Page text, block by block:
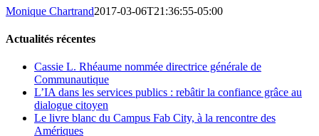
Monique Chartrand2017-03-06T21:36:55-05:00
Actualités récentes
Cassie L. Rhéaume nommée directrice générale de
Communautique
L’IA dans les services publics : rebâtir la confiance grâce au
dialogue citoyen
Le livre blanc du Campus Fab City, à la rencontre des
Amériques